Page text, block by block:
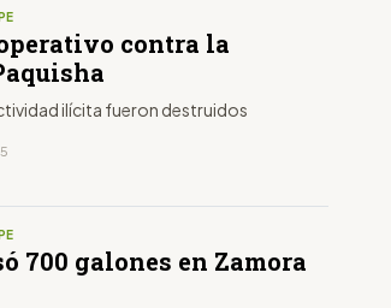
contra la
ilícita fueron destruidos
700 galones en Zamora